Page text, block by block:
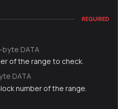
REQUIRED
byte DATA
of the range to check.
DATA
number of the range.